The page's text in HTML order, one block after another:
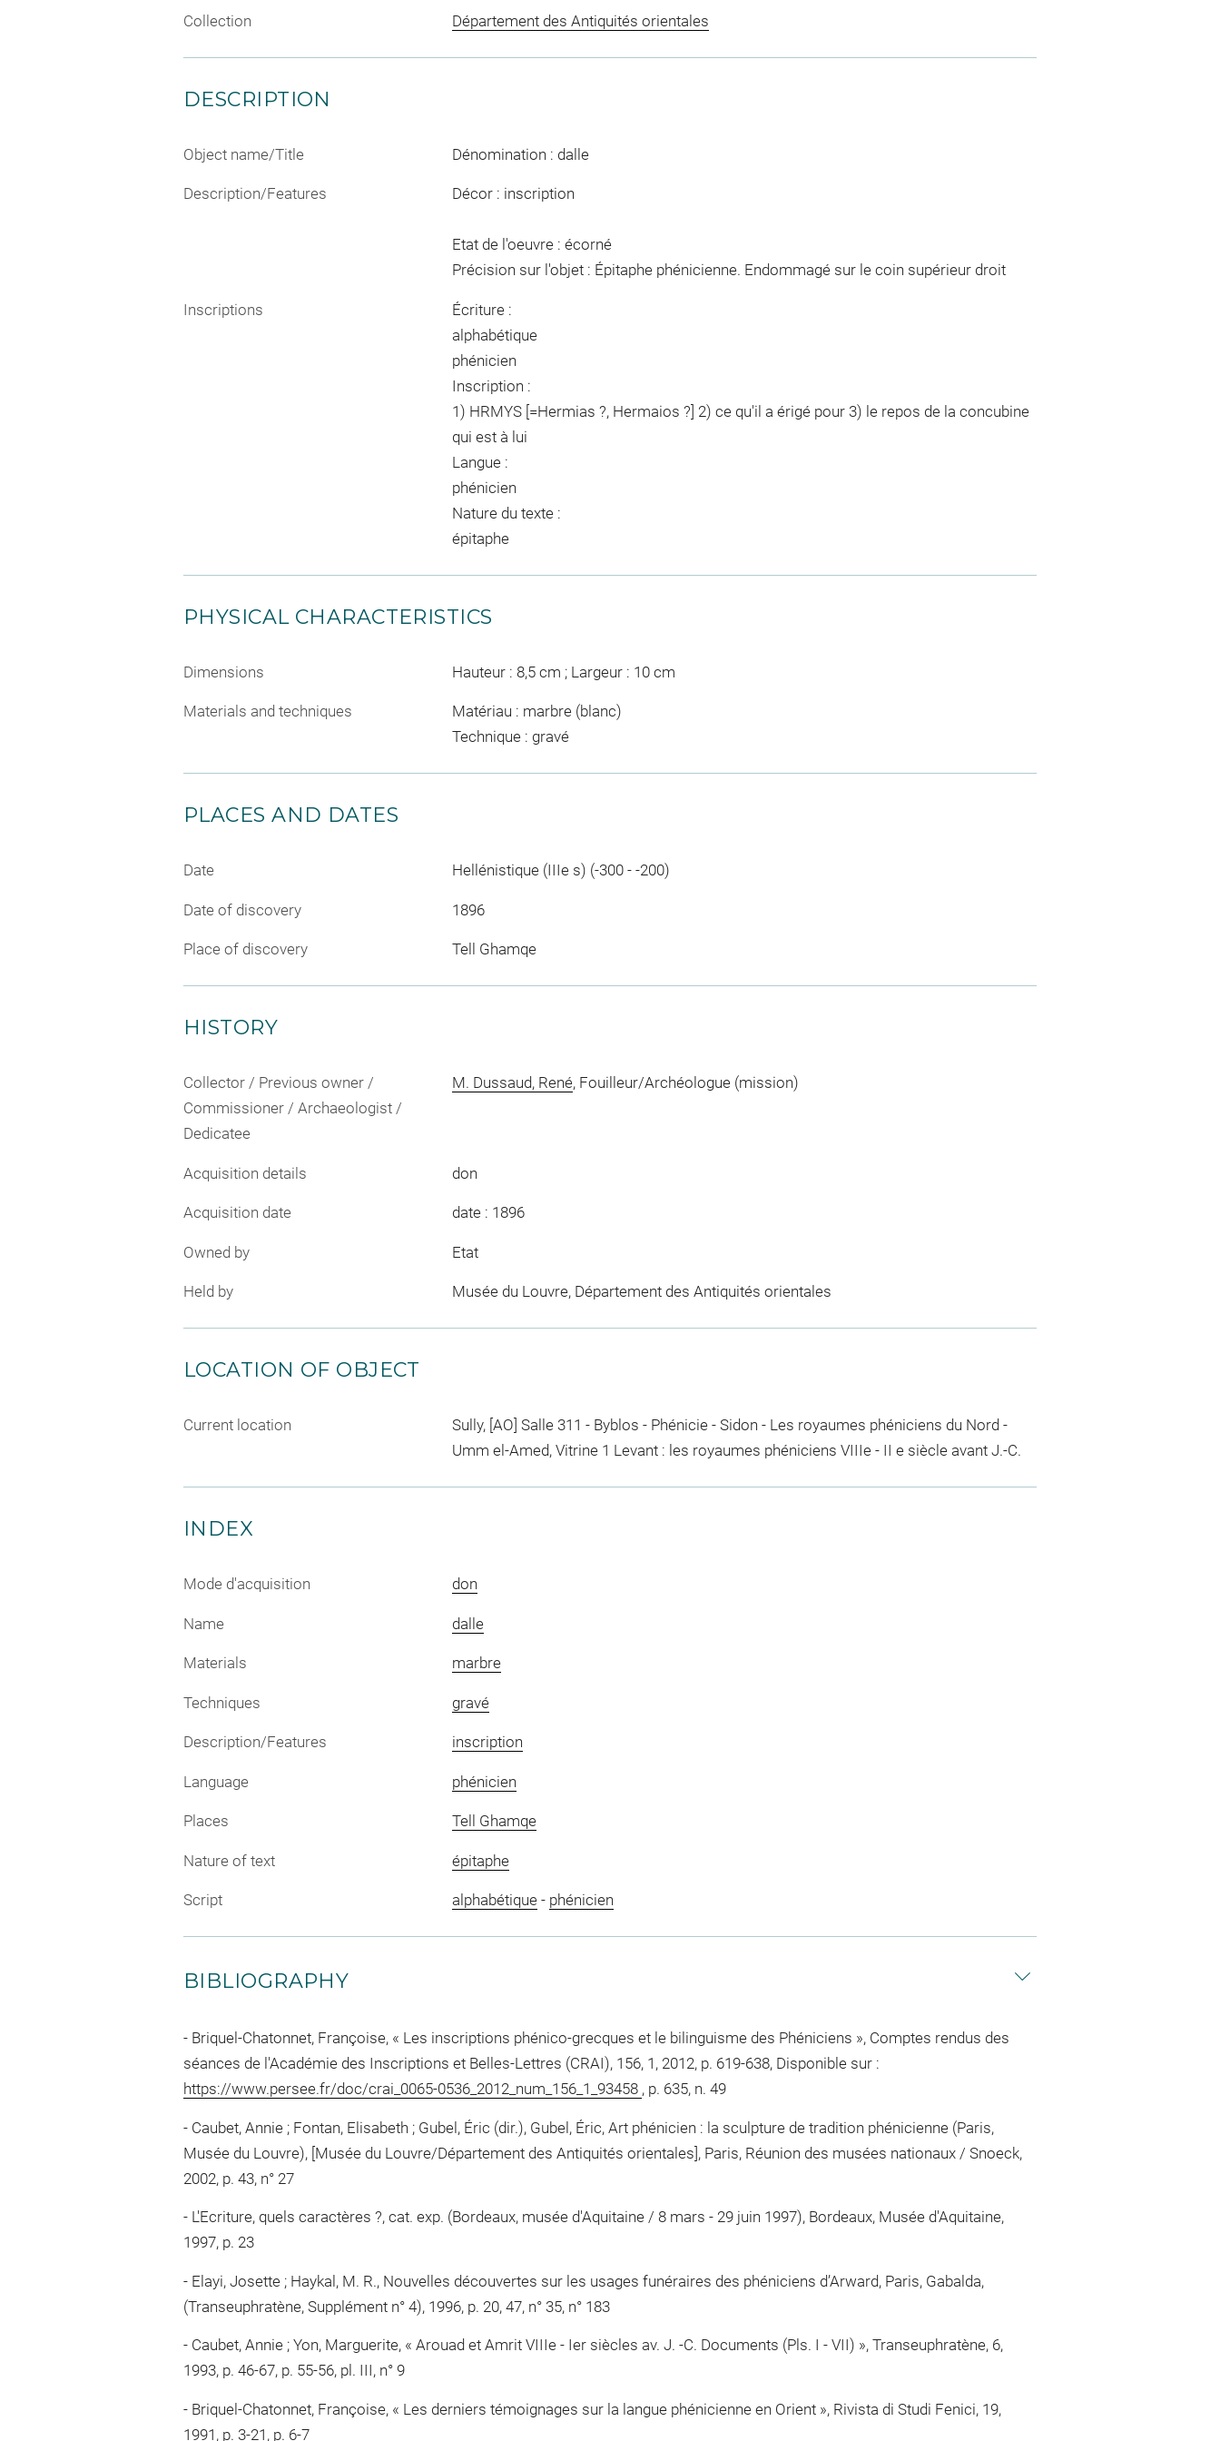
Collection Département des Antiquités orientales
DESCRIPTION
Object name/Title Dénomination : dalle
Description/Features Décor : inscription
Etat de l'oeuvre : écorné
Précision sur l'objet : Épitaphe phénicienne. Endommagé sur le coin supérieur droit
Inscriptions
Écriture :
alphabétique
phénicien
Inscription :
1) HRMYS [=Hermias ?, Hermaios ?] 2) ce qu'il a érigé pour 3) le repos de la concubine
qui est à lui
Langue :
phénicien
Nature du texte :
épitaphe
PHYSICAL CHARACTERISTICS
Dimensions Hauteur : 8,5 cm ; Largeur : 10 cm
Materials and techniques
Matériau : marbre (blanc)
Technique : gravé
PLACES AND DATES
Date Hellénistique (IIIe s) (-300 - -200)
Date of discovery 1896
Place of discovery Tell Ghamqe
HISTORY
Collector / Previous owner /
Commissioner / Archaeologist /
Dedicatee
M. Dussaud, René, Fouilleur/Archéologue (mission)
Acquisition details don
Acquisition date date : 1896
Owned by Etat
Held by Musée du Louvre, Département des Antiquités orientales
LOCATION OF OBJECT
Current location
Sully, [AO] Salle 311 - Byblos - Phénicie - Sidon - Les royaumes phéniciens du Nord -
Umm el-Amed, Vitrine 1 Levant : les royaumes phéniciens VIIIe - II e siècle avant J.-C.
INDEX
Mode d'acquisition don
Name dalle
Materials marbre
Techniques gravé
Description/Features inscription
Language phénicien
Places Tell Ghamqe
Nature of text épitaphe
Script alphabétique- phénicien
BIBLIOGRAPHY
Briquel-Chatonnet, Françoise, « Les inscriptions phénico-grecques et le bilinguisme des Phéniciens », Comptes rendus des
séances de l'Académie des Inscriptions et Belles-Lettres (CRAI), 156, 1, 2012, p. 619-638, Disponible sur :
https://www.persee.fr/doc/crai_0065-0536_2012_num_156_1_93458 , p. 635, n. 49
Caubet, Annie ; Fontan, Elisabeth ; Gubel, Éric (dir.), Gubel, Éric, Art phénicien : la sculpture de tradition phénicienne (Paris,
Musée du Louvre), [Musée du Louvre/Département des Antiquités orientales], Paris, Réunion des musées nationaux / Snoeck,
2002, p. 43, n° 27
L'Ecriture, quels caractères ?, cat. exp. (Bordeaux, musée d'Aquitaine / 8 mars - 29 juin 1997), Bordeaux, Musée d'Aquitaine,
1997, p. 23
Elayi, Josette ; Haykal, M. R., Nouvelles découvertes sur les usages funéraires des phéniciens d’Arward, Paris, Gabalda,
(Transeuphratène, Supplément n° 4), 1996, p. 20, 47, n° 35, n° 183
Caubet, Annie ; Yon, Marguerite, « Arouad et Amrit VIIIe - Ier siècles av. J. -C. Documents (Pls. I - VII) », Transeuphratène, 6,
1993, p. 46-67, p. 55-56, pl. III, n° 9
Briquel-Chatonnet, Françoise, « Les derniers témoignages sur la langue phénicienne en Orient », Rivista di Studi Fenici, 19,
1991, p. 3-21, p. 6-7